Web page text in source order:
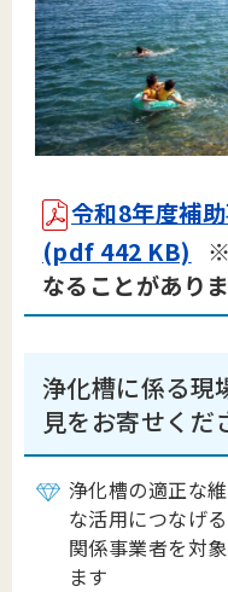
令和8年度補
(pdf 442 KB) ※
なることがあり
浄化槽に係る現
見をお寄せくだ
浄化槽の適正な
な活用につなげ
関係事業者を対
ます